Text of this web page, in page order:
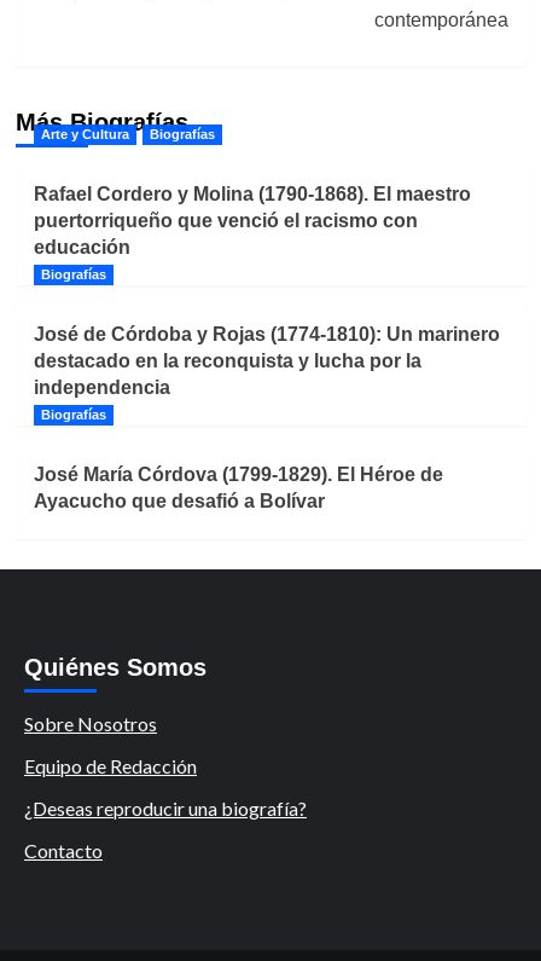
contemporánea
Más Biografías
Arte y Cultura Biografías
Rafael Cordero y Molina (1790-1868). El maestro
puertorriqueño que venció el racismo con
educación
Biografías
José de Córdoba y Rojas (1774-1810): Un marinero
destacado en la reconquista y lucha por la
independencia
Biografías
José María Córdova (1799-1829). El Héroe de
Ayacucho que desafió a Bolívar
Quiénes Somos
Sobre Nosotros
Equipo de Redacción
¿Deseas reproducir una biografía?
Contacto